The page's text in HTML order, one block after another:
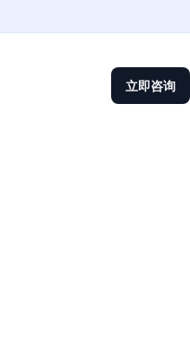
立即咨询